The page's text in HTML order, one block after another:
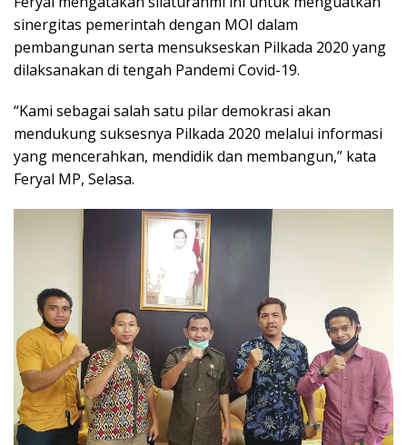
sinergitas pemerintah dengan MOI dalam
pembangunan serta mensukseskan Pilkada 2020 yang
dilaksanakan di tengah Pandemi Covid-19.
“Kami sebagai salah satu pilar demokrasi akan
mendukung suksesnya Pilkada 2020 melalui informasi
yang mencerahkan, mendidik dan membangun,” kata
Feryal MP, Selasa.